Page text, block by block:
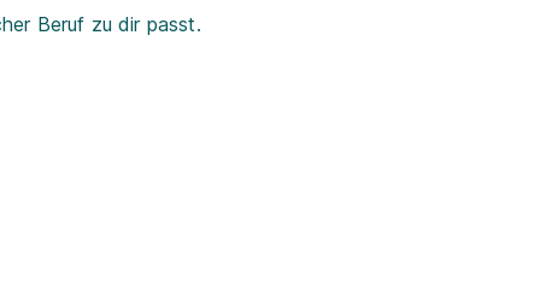
Beruf zu dir passt.